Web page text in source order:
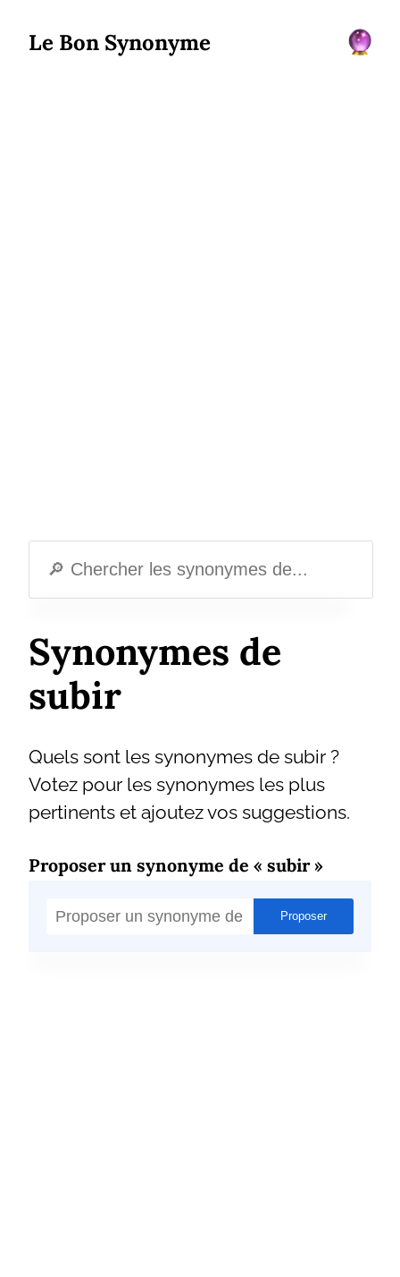
Le Bon Synonyme
Synonymes de
subir
Quels sont les synonymes de subir ?
Votez pour les synonymes les plus
pertinents et ajoutez vos suggestions.
Proposer un synonyme de « subir »